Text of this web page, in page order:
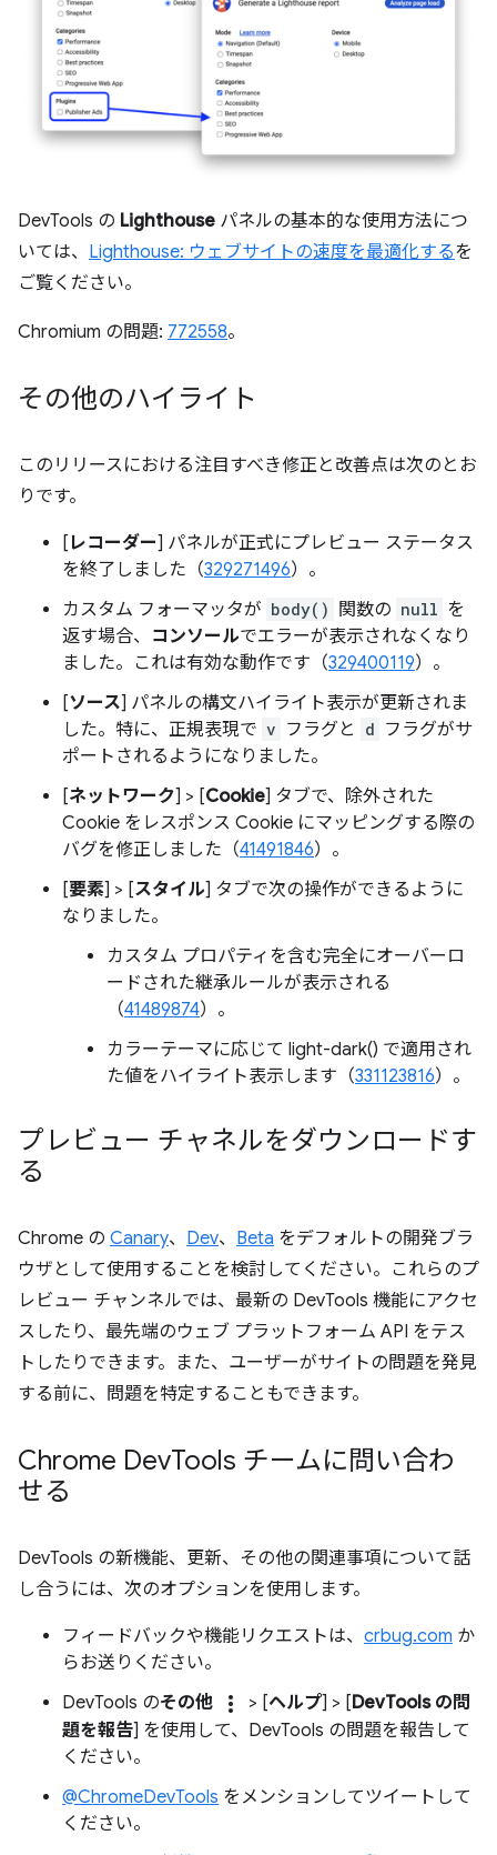
DevTools の Lighthouse パネルの基本的な使用方法につ
いては、 Lighthouse: ウェブサイトの速度を最適化するを
ご覧ください。
Chromium の問題: 772558。
その他のハイライト
このリリースにおける注目すべき修正と改善点は次のとお
りです。
[ レコーダー] パネルが正式にプレビュー ステータス
を終了しました（329271496）。
カスタム フォーマッタが body() 関数の null を
返す場合、 コンソールでエラーが表示されなくなり
ました。これは有効な動作です（329400119）。
[ソース] パネルの構文ハイライト表示が更新されま
した。特に、正規表現で v フラグと d フラグがサ
ポートされるようになりました。
[ネットワーク] > [Cookie] タブで、除外された
Cookie をレスポンス Cookie にマッピングする際の
バグを修正しました（41491846）。
[要素] > [スタイル] タブで次の操作ができるように
なりました。
カスタム プロパティを含む完全にオーバーロ
ードされた継承ルールが表示される
（41489874）。
カラーテーマに応じて light-dark() で適用され
た値をハイライト表示します（331123816）。
プレビュー チャネルをダウンロードす
る
Chrome の Canary、 Dev、 Beta をデフォルトの開発ブラ
ウザとして使用することを検討してください。これらのプ
レビュー チャンネルでは、最新の DevTools 機能にアクセ
スしたり、最先端のウェブ プラットフォーム API をテス
トしたりできます。また、ユーザーがサイトの問題を発見
する前に、問題を特定することもできます。
Chrome DevTools チームに問い合わ
せる
DevTools の新機能、更新、その他の関連事項について話
し合うには、次のオプションを使用します。
フィードバックや機能リクエストは、 crbug.com か
らお送りください。
DevTools のその他 more_vert > [ヘルプ] > [DevTools の問
題を報告] を使用して、DevTools の問題を報告して
ください。
@ChromeDevTools をメンションしてツイートして
ください。